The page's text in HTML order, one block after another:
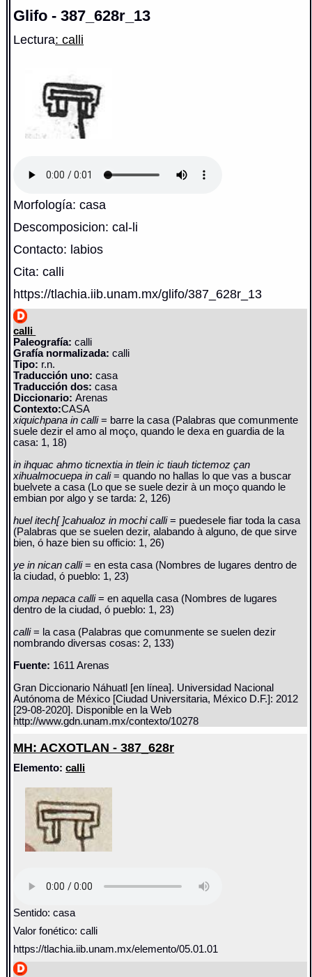
Glifo - 387_628r_13
Lectura: calli
Morfología: casa
Descomposicion: cal-li
Contacto: labios
Cita: calli
https://tlachia.iib.unam.mx/glifo/387_628r_13
calli
Paleografía: calli
Grafía normalizada: calli
Tipo: r.n.
Traducción uno: casa
Traducción dos: casa
Diccionario:Arenas
Contexto:CASA
xiquichpana in calli= barre la casa (Palabras que comunmente
suele dezir el amo al moço, quando le dexa en guardia de la
casa: 1, 18)
in ihquac ahmo ticnextia in tlein ic tiauh tictemoz çan
xihualmocuepa in cali= quando no hallas lo que vas a buscar
buelvete a casa (Lo que se suele dezir à un moço quando le
embian por algo y se tarda: 2, 126)
huel itech[ ]cahualoz in mochi calli= puedesele fiar toda la casa
(Palabras que se suelen dezir, alabando à alguno, de que sirve
bien, ó haze bien su officio: 1, 26)
ye in nican calli= en esta casa (Nombres de lugares dentro de
la ciudad, ó pueblo: 1, 23)
ompa nepaca calli= en aquella casa (Nombres de lugares
dentro de la ciudad, ó pueblo: 1, 23)
calli= la casa (Palabras que comunmente se suelen dezir
nombrando diversas cosas: 2, 133)
Fuente: 1611 Arenas
Gran Diccionario Náhuatl [en línea]. Universidad Nacional
Autónoma de México [Ciudad Universitaria, México D.F.]: 2012
[29-08-2020]. Disponible en la Web
http://www.gdn.unam.mx/contexto/10278
MH: ACXOTLAN - 387_628r
Elemento:calli
Sentido: casa
Valor fonético: calli
https://tlachia.iib.unam.mx/elemento/05.01.01